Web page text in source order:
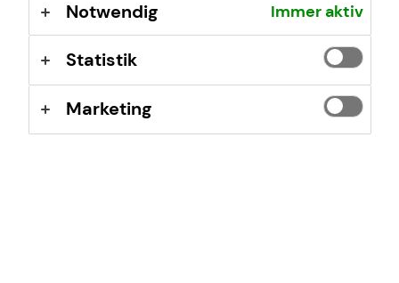
Notwendig Immer aktiv
Statistik
Marketing